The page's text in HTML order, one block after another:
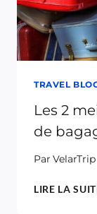
TRAVEL
Les 2
de
Par VelarTrip
LIRE LA